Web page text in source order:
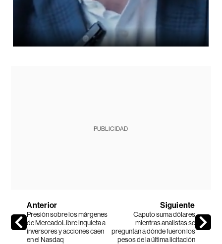
PUBLICIDAD
Anterior
Presión sobre los márgenes
de MercadoLibre inquieta a
inversores y acciones caen
en el Nasdaq
Siguiente
Caputo suma dólares
mientras analistas se
preguntan a dónde fueron los
pesos de la última licitación